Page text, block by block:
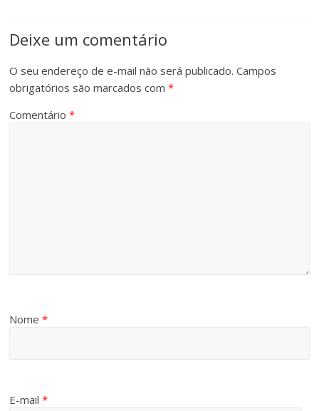
Deixe um comentário
O seu endereço de e-mail não será publicado. Campos
obrigatórios são marcados com*
Comentário*
Nome*
E-mail*